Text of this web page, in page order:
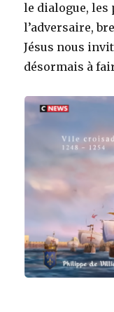
le dialogue, les
l’adversaire,
Jésus nous
désormais à